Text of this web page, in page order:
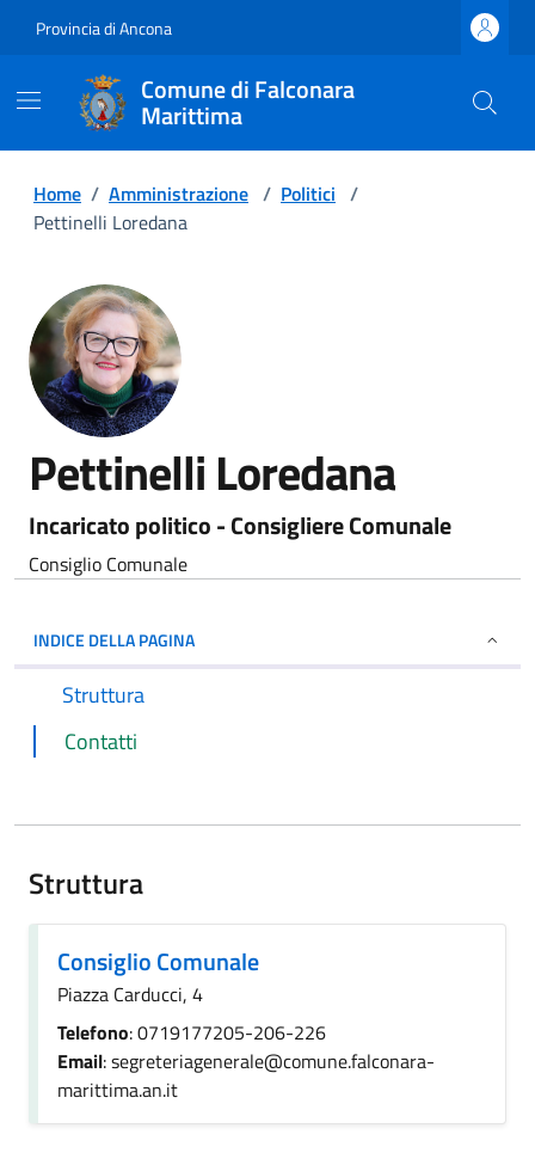
Provincia di Ancona
Comune di Falconara
Marittima
Home / Amministrazione / Politici /
Pettinelli Loredana
Pettinelli Loredana
Incaricato politico - Consigliere Comunale
Consiglio Comunale
INDICE DELLA PAGINA
Struttura
Contatti
Struttura
Consiglio Comunale
Piazza Carducci, 4
Telefono: 0719177205-206-226
Email: segreteriagenerale@comune.falconara-
marittima.an.it